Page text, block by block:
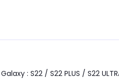
: S22 / S22 PLUS / S22 ULTRA